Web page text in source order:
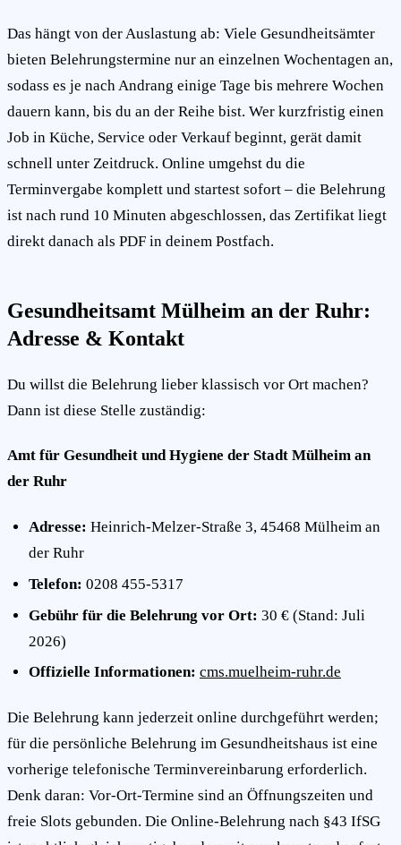
Das hängt von der Auslastung ab: Viele Gesundheitsämter
bieten Belehrungstermine nur an einzelnen Wochentagen an,
sodass es je nach Andrang einige Tage bis mehrere Wochen
dauern kann, bis du an der Reihe bist. Wer kurzfristig einen
Job in Küche, Service oder Verkauf beginnt, gerät damit
schnell unter Zeitdruck. Online umgehst du die
Terminvergabe komplett und startest sofort – die Belehrung
ist nach rund 10 Minuten abgeschlossen, das Zertifikat liegt
direkt danach als PDF in deinem Postfach.
Gesundheitsamt Mülheim an der Ruhr:
Adresse & Kontakt
Du willst die Belehrung lieber klassisch vor Ort machen?
Dann ist diese Stelle zuständig:
Amt für Gesundheit und Hygiene der Stadt Mülheim an
der Ruhr
Adresse: Heinrich-Melzer-Straße 3, 45468 Mülheim an
der Ruhr
Telefon: 0208 455-5317
Gebühr für die Belehrung vor Ort: 30 € (Stand: Juli
2026)
Offizielle Informationen: cms.muelheim-ruhr.de
Die Belehrung kann jederzeit online durchgeführt werden;
für die persönliche Belehrung im Gesundheitshaus ist eine
vorherige telefonische Terminvereinbarung erforderlich.
Denk daran: Vor-Ort-Termine sind an Öffnungszeiten und
freie Slots gebunden. Die Online-Belehrung nach §43 IfSG